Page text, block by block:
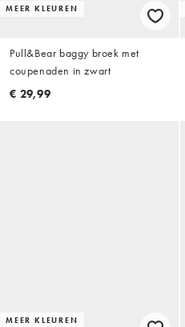
MEER KLEUREN
Pull&Bear baggy broek met
coupenaden in zwart
€ 29,99
MEER KLEUREN